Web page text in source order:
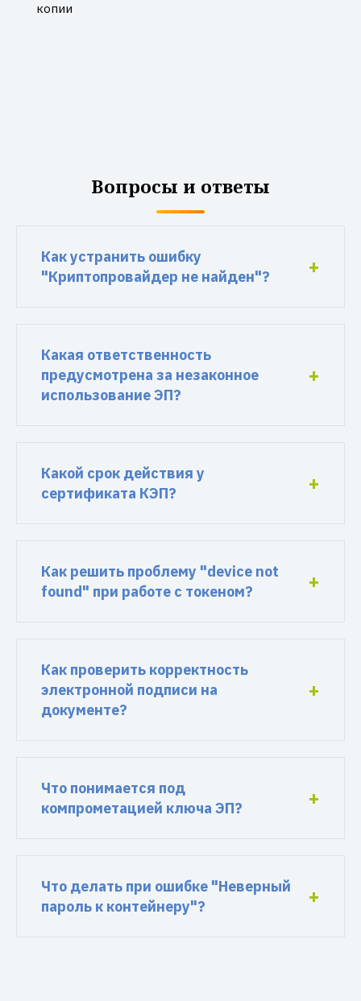
копии
Вопросы и ответы
Как устранить ошибку
"Криптопровайдер не найден"?
Какая ответственность
предусмотрена за незаконное
использование ЭП?
Какой срок действия у
сертификата КЭП?
Как решить проблему "device not
found" при работе с токеном?
Как проверить корректность
электронной подписи на
документе?
Что понимается под
компрометацией ключа ЭП?
Что делать при ошибке "Неверный
пароль к контейнеру"?